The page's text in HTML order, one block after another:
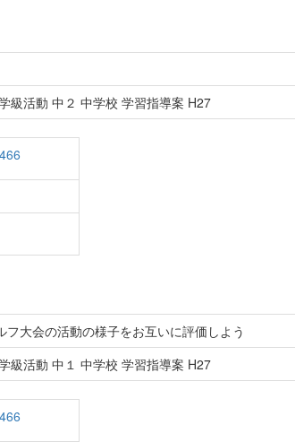
級活動 中２ 中学校 学習指導案 H27
フ大会の活動の様子をお互いに評価しよう
級活動 中１ 中学校 学習指導案 H27